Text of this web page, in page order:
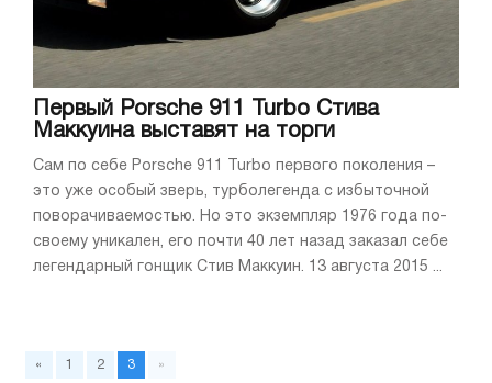
Первый Porsche 911 Turbo Стива
Маккуина выставят на торги
Сам по себе Porsche 911 Turbo первого поколения –
это уже особый зверь, турболегенда с избыточной
поворачиваемостью. Но это экземпляр 1976 года по-
своему уникален, его почти 40 лет назад заказал себе
легендарный гонщик Стив Маккуин. 13 августа 2015 ...
« 1 2 3 »